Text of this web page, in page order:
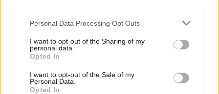
Please note that this website/app uses one or more Google
not limited to your visit or usage behaviour. You may click to
grant or deny consent to Google and its third-party tags to
use your data for below specified purposes in below Google
consent section.
Personal Data Processing Opt Outs
I want to opt-out of the Sharing of my
personal data.
Opted In
I want to opt-out of the Sale of my
Personal Data.
Opted In
Cómo elegir una carrera STEAM: perfiles
Descubre cómo elegir la mejor opción en STEAM:…